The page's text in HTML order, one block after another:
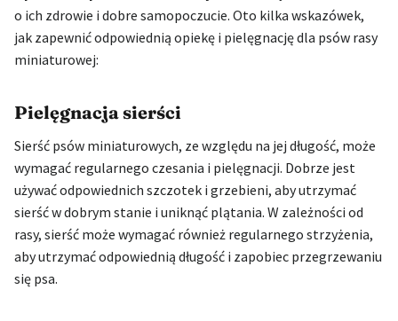
o ich zdrowie i dobre samopoczucie. Oto kilka wskazówek,
jak zapewnić odpowiednią opiekę i pielęgnację dla psów rasy
miniaturowej:
Pielęgnacja sierści
Sierść psów miniaturowych, ze względu na jej długość, może
wymagać regularnego czesania i pielęgnacji. Dobrze jest
używać odpowiednich szczotek i grzebieni, aby utrzymać
sierść w dobrym stanie i uniknąć plątania. W zależności od
rasy, sierść może wymagać również regularnego strzyżenia,
aby utrzymać odpowiednią długość i zapobiec przegrzewaniu
się psa.